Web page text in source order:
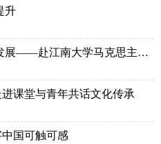
升
取经问宝促提升 结对共建谋发展——赴江南大学马克思主义学院开展交流学习
课堂与青年共话文化传承
国可触可感